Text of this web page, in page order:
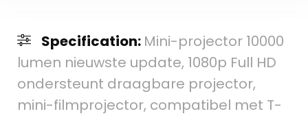
Specification: Mini-projector 10000
lumen nieuwste update, 1080p Full HD
ondersteunt draagbare projector,
mini-filmprojector, compatibel met T-